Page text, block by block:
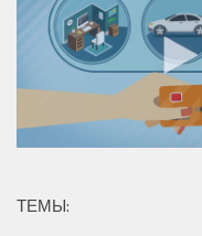
ТЕМЫ: